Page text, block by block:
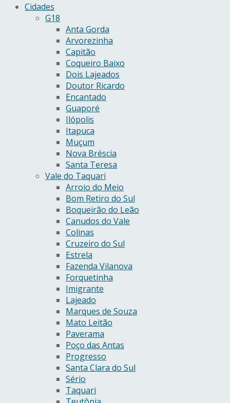
Cidades
G18
Anta Gorda
Arvorezinha
Capitão
Coqueiro Baixo
Dois Lajeados
Doutor Ricardo
Encantado
Guaporé
Ilópolis
Itapuca
Muçum
Nova Bréscia
Santa Teresa
Vale do Taquari
Arroio do Meio
Bom Retiro do Sul
Boqueirão do Leão
Canudos do Vale
Colinas
Cruzeiro do Sul
Estrela
Fazenda Vilanova
Forquetinha
Imigrante
Lajeado
Marques de Souza
Mato Leitão
Paverama
Poço das Antas
Progresso
Santa Clara do Sul
Sério
Taquari